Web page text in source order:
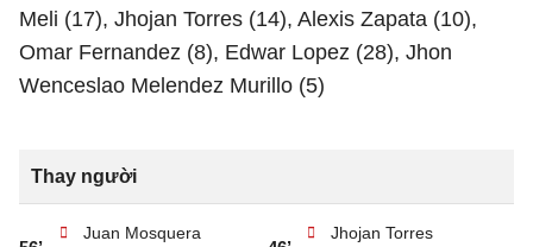
Meli (17), Jhojan Torres (14), Alexis Zapata (10),
Omar Fernandez (8), Edwar Lopez (28), Jhon
Wenceslao Melendez Murillo (5)
Thay người
Juan Mosquera
Jhojan Torres